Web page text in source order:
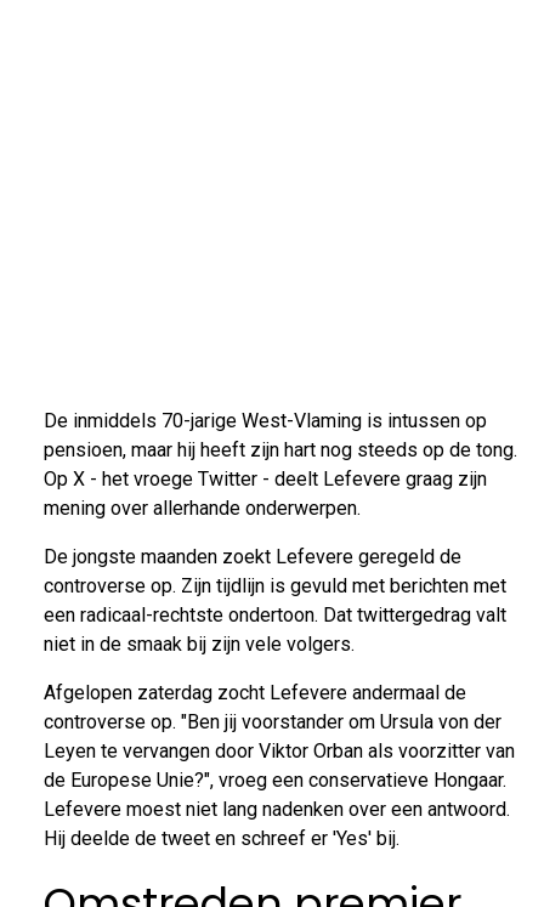
De inmiddels 70-jarige West-Vlaming is intussen op
pensioen, maar hij heeft zijn hart nog steeds op de tong.
Op X - het vroege Twitter - deelt Lefevere graag zijn
mening over allerhande onderwerpen.
De jongste maanden zoekt Lefevere geregeld de
controverse op. Zijn tijdlijn is gevuld met berichten met
een radicaal-rechtste ondertoon. Dat twittergedrag valt
niet in de smaak bij zijn vele volgers.
Afgelopen zaterdag zocht Lefevere andermaal de
controverse op. "Ben jij voorstander om Ursula von der
Leyen te vervangen door Viktor Orban als voorzitter van
de Europese Unie?", vroeg een conservatieve Hongaar.
Lefevere moest niet lang nadenken over een antwoord.
Hij deelde de tweet en schreef er 'Yes' bij.